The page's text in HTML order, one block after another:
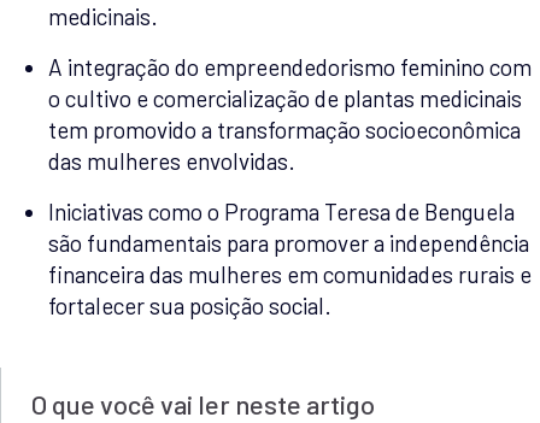
medicinais.
A integração do empreendedorismo feminino com
o cultivo e comercialização de plantas medicinais
tem promovido a transformação socioeconômica
das mulheres envolvidas.
Iniciativas como o Programa Teresa de Benguela
são fundamentais para promover a independência
financeira das mulheres em comunidades rurais e
fortalecer sua posição social.
O que você vai ler neste artigo